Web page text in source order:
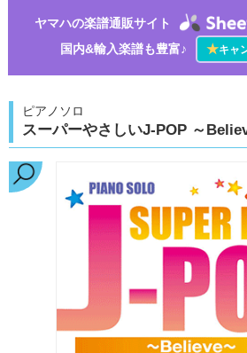
ヤマハの楽譜通販サイト
国内&輸入楽譜も豊富♪
★キャ
ピアノソロ
スーパーやさしいJ-POP ～